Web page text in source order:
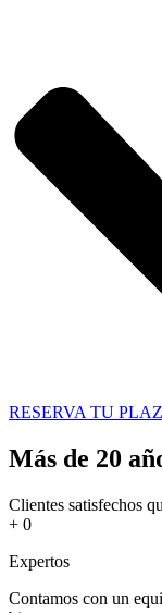
RESERVA TU
Más de 20
Clientes satisfechos
+ 0
Expertos
Contamos con un